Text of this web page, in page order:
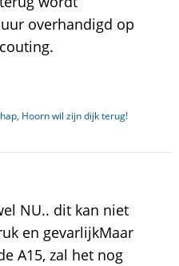
overhandigd op
Hoorn wil zijn dijk terug!
NU.. dit kan niet
en gevarlijkMaar
A15, zal het nog